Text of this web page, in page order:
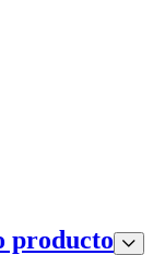
producto